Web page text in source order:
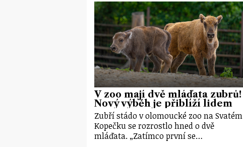
V zoo mají dvě mláďata zubrů!
Nový výběh je přiblíží lidem
Zubří stádo v olomoucké zoo na Svatém
Kopečku se rozrostlo hned o dvě
mláďata. „Zatímco první se…